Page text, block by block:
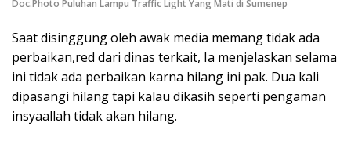
Doc.Photo Puluhan Lampu Traffic Light Yang Mati di Sumenep
Saat disinggung oleh awak media memang tidak ada
perbaikan,red dari dinas terkait, Ia menjelaskan selama
ini tidak ada perbaikan karna hilang ini pak. Dua kali
dipasangi hilang tapi kalau dikasih seperti pengaman
insyaallah tidak akan hilang.